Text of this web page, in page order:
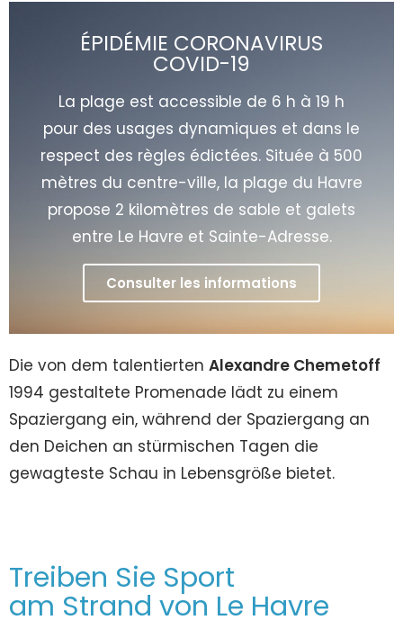
ÉPIDÉMIE CORONAVIRUS
COVID-19
La plage est accessible de 6 h à 19 h
pour des usages dynamiques et dans le
respect des règles édictées. Située à 500
mètres du centre-ville, la plage du Havre
propose 2 kilomètres de sable et galets
entre Le Havre et Sainte-Adresse.
Consulter les informations
Die von dem talentierten Alexandre Chemetoff
1994 gestaltete Promenade lädt zu einem
Spaziergang ein, während der Spaziergang an
den Deichen an stürmischen Tagen die
gewagteste Schau in Lebensgröße bietet.
Treiben Sie Sport
am Strand von Le Havre